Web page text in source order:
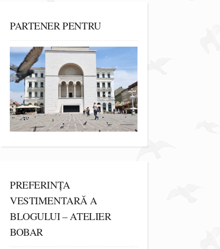
PARTENER PENTRU
PREFERINȚA
VESTIMENTARĂ A
BLOGULUI – ATELIER
BOBAR